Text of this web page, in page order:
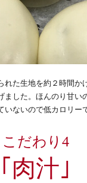
れた生地を約２時間か
ました。ほんのり甘い
いないので低カロリー
こだわり4
｢肉汁｣